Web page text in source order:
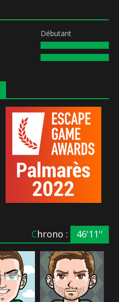
Débutant
Chrono : 46'11''